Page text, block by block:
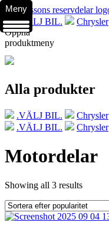
.VÄLJ BIL. Chrysler
Öppna
produktmeny
Alla produkter
.VÄLJ BIL. Chrysler
.VÄLJ BIL.
Chrysler
Motordelar
Showing all 3 results
Meny